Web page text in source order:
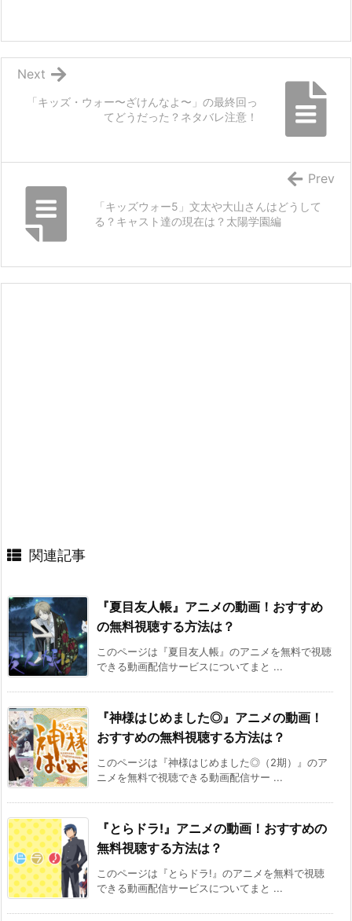
「キッズ・ウォー〜ざけんなよ〜」の最終回っ
てどうだった？ネタバレ注意！
Next
「キッズウォー5」文太や大山さんはどうして
る？キャスト達の現在は？太陽学園編
Prev
関連記事
『夏目友人帳』アニメの動画！おすすめ
の無料視聴する方法は？
このページは『夏目友人帳』のアニメを無料で視聴
できる動画配信サービスについてまと ...
『神様はじめました◎』アニメの動画！
おすすめの無料視聴する方法は？
このページは『神様はじめました◎（2期）』のア
ニメを無料で視聴できる動画配信サー ...
『とらドラ!』アニメの動画！おすすめの
無料視聴する方法は？
このページは『とらドラ!』のアニメを無料で視聴
できる動画配信サービスについてまと ...